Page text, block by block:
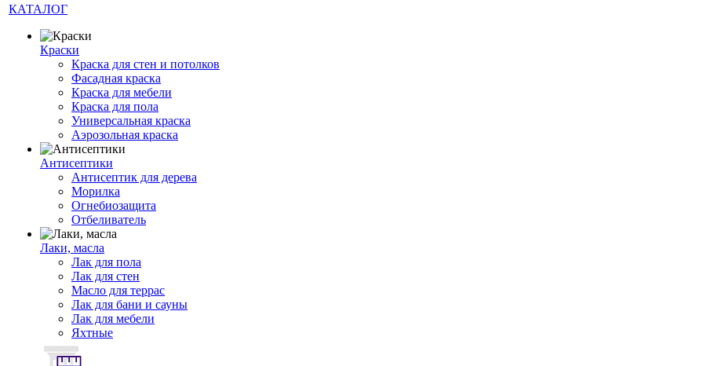
КАТАЛОГ
Краски
Краска для стен и потолков
Фасадная краска
Краска для мебели
Краска для пола
Универсальная краска
Аэрозольная краска
Антисептики
Антисептик для дерева
Морилка
Огнебиозащита
Отбеливатель
Лаки, масла
Лак для пола
Лак для стен
Масло для террас
Лак для бани и сауны
Лак для мебели
Яхтные